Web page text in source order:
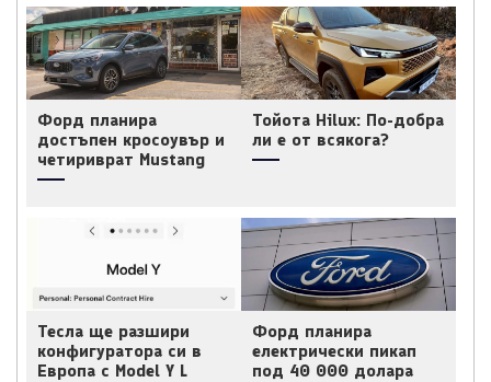
Форд планира
достъпен кросоувър и
четириврат Mustang
Тойота Hilux: По-добра
ли е от всякога?
Тесла ще разшири
конфигуратора си в
Европа с Model Y L
Форд планира
електрически пикап
под 40 000 долара